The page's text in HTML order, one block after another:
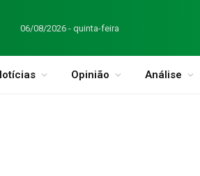
06/08/2026 - quinta-feira
Opinião Análise